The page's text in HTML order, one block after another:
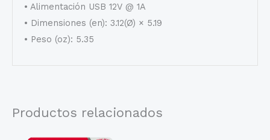
• Alimentación USB 12V @ 1A
• Dimensiones (en): 3.12(Ø) × 5.19
• Peso (oz): 5.35
Productos relacionados